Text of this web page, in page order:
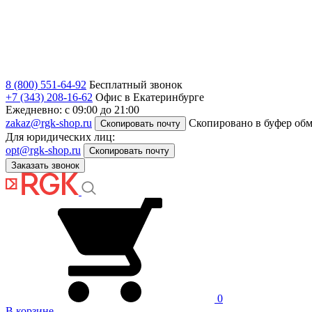
8 (800) 551-64-92 Бесплатный звонок
+7 (343) 208-16-62 Офис в Екатеринбурге
Ежедневно: с 09:00 до 21:00
zakaz@rgk-shop.ru
Скопировать почту
Скопировано в буфер
Для юридических лиц:
opt@rgk-shop.ru
Скопировать почту
Заказать звонок
0